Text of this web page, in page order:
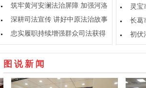
办案提质增效
筑牢黄河安澜法治屏障 加强河洛
文明司法保护
深耕司法宣传 讲好中原法治故事
忠实履职持续增强群众司法获得
感
灵宝
长葛
初伏
图说新闻